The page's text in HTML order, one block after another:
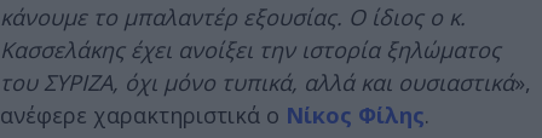
κάνουμε το μπαλαντέρ εξουσίας. Ο ίδιος ο κ.
Κασσελάκης έχει ανοίξει την ιστορία ξηλώματος
του ΣΥΡΙΖΑ, όχι μόνο τυπικά, αλλά και ουσιαστικά»,
ανέφερε χαρακτηριστικά ο Νίκος Φίλης.